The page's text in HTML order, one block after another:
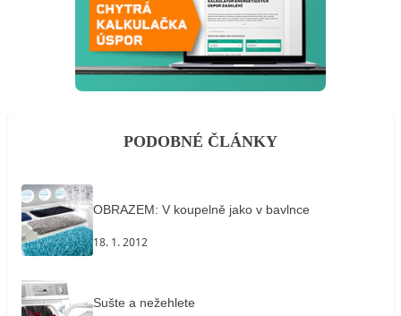
PODOBNÉ ČLÁNKY
OBRAZEM: V koupelně jako v bavlnce
18. 1. 2012
Sušte a nežehlete